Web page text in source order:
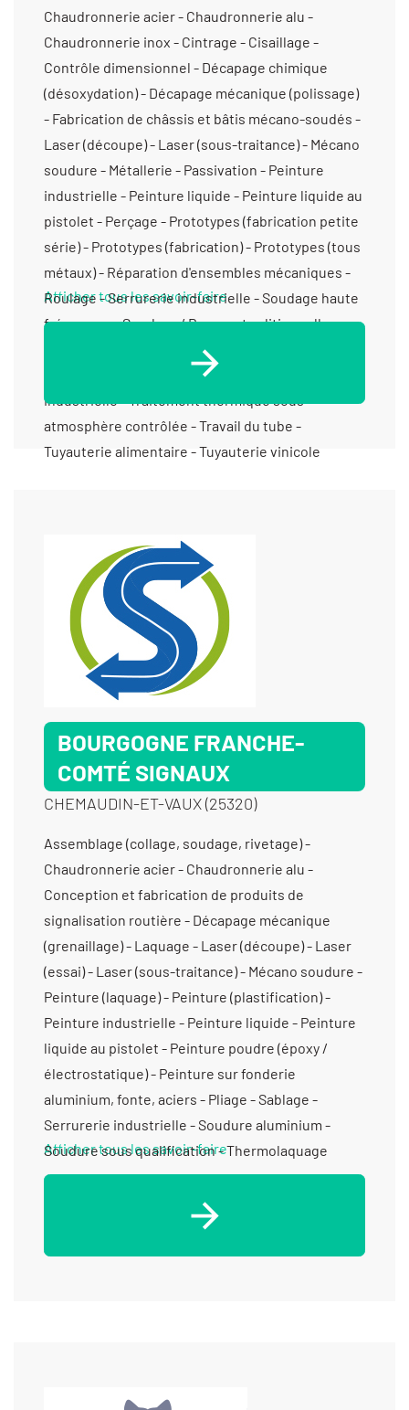
Chaudronnerie acier - Chaudronnerie alu -
Chaudronnerie inox - Cintrage - Cisaillage -
Contrôle dimensionnel - Décapage chimique
(désoxydation) - Décapage mécanique (polissage)
- Fabrication de châssis et bâtis mécano-soudés -
Laser (découpe) - Laser (sous-traitance) - Mécano
soudure - Métallerie - Passivation - Peinture
industrielle - Peinture liquide - Peinture liquide au
pistolet - Perçage - Prototypes (fabrication petite
série) - Prototypes (fabrication) - Prototypes (tous
métaux) - Réparation d'ensembles mécaniques -
Roulage - Serrurerie industrielle - Soudage haute
fréquence - Soudure / Brasure traditionnelle -
Soudure aluminium - Soudure étanche -
Taraudage - Tôlerie fine/ de précision - Tôlerie
industrielle - Traitement thermique sous
atmosphère contrôlée - Travail du tube -
Tuyauterie alimentaire - Tuyauterie vinicole
Afficher tous les savoir-faire
BOURGOGNE FRANCHE-
COMTÉ SIGNAUX
CHEMAUDIN-ET-VAUX (25320)
Assemblage (collage, soudage, rivetage) -
Chaudronnerie acier - Chaudronnerie alu -
Conception et fabrication de produits de
signalisation routière - Décapage mécanique
(grenaillage) - Laquage - Laser (découpe) - Laser
(essai) - Laser (sous-traitance) - Mécano soudure -
Peinture (laquage) - Peinture (plastification) -
Peinture industrielle - Peinture liquide - Peinture
liquide au pistolet - Peinture poudre (époxy /
électrostatique) - Peinture sur fonderie
aluminium, fonte, aciers - Pliage - Sablage -
Serrurerie industrielle - Soudure aluminium -
Soudure sous qualification - Thermolaquage
Afficher tous les savoir-faire